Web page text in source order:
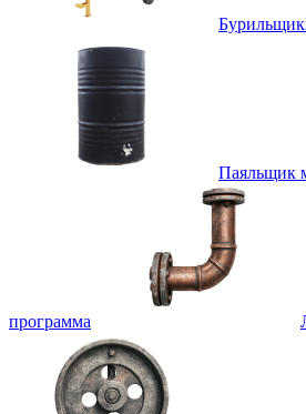
Бурильщик
Паяльщик
программа